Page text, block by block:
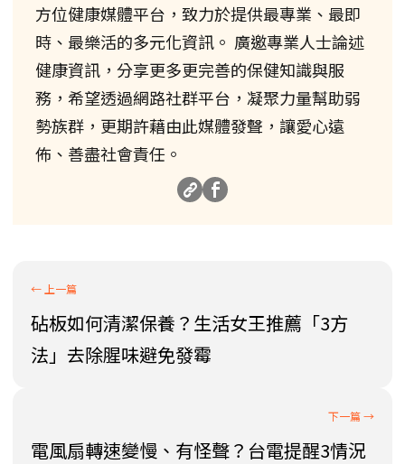
方位健康媒體平台，致力於提供最專業、最即
時、最樂活的多元化資訊。 廣邀專業人士論述
健康資訊，分享更多更完善的保健知識與服
務，希望透過網路社群平台，凝聚力量幫助弱
勢族群，更期許藉由此媒體發聲，讓愛心遠
佈、善盡社會責任。
砧板如何清潔保養？生活女王推薦「3方
法」去除腥味避免發霉
電風扇轉速變慢、有怪聲？台電提醒3情況